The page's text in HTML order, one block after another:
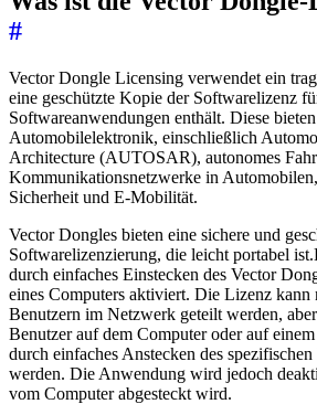
#
Vector Dongle Licensing verwendet ein
eine geschützte Kopie der Softwarelizenz
Softwareanwendungen enthält. Diese
Automobilelektronik, einschließlich
Architecture (AUTOSAR), autonomes
Kommunikationsnetzwerke in
Sicherheit und E-Mobilität.
Vector Dongles bieten eine sichere und
Softwarelizenzierung, die leicht portabel
durch einfaches Einstecken des Vector
eines Computers aktiviert. Die Lizenz kann
Benutzern im Netzwerk geteilt werden,
Benutzer auf dem Computer oder auf
durch einfaches Anstecken des
werden. Die Anwendung wird jedoch
vom Computer abgesteckt wird.